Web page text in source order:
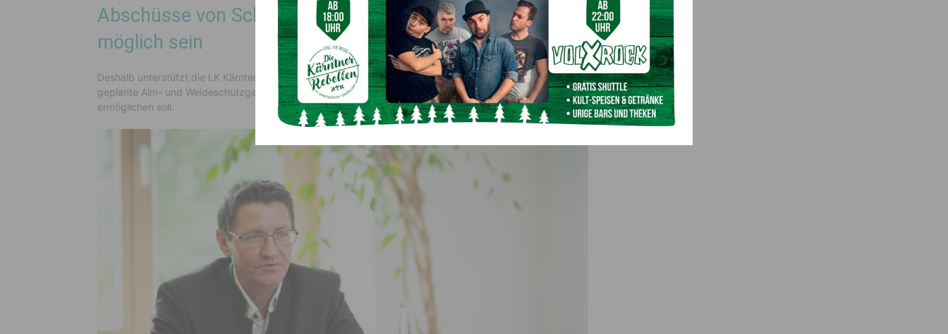
Abschüsse von Schadwölfen soll noch unbürokratischer
möglich sein
Deshalb unterstützt die LK Kärnten fraktionsübergreifend das von Agrarreferent LHStv.Martin Gruber
geplante Alm- und Weideschutzgesetz, das Abschüsse von Schadwölfen noch unbürokratischer
ermöglichen soll.